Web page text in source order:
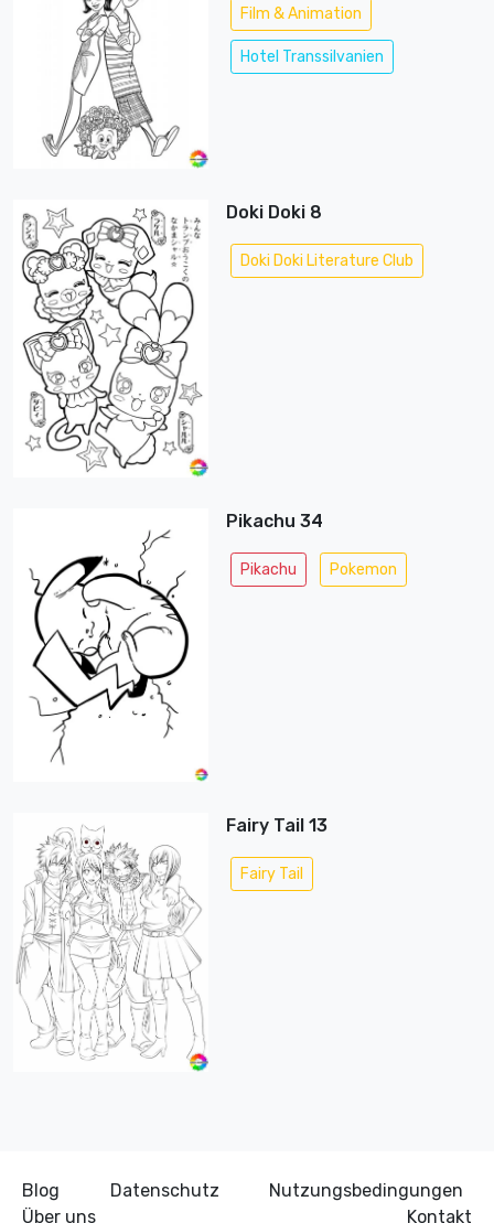
Film & Animation
Hotel Transsilvanien
Doki Doki 8
Doki Doki Literature Club
Pikachu 34
Pikachu Pokemon
Fairy Tail 13
Fairy Tail
Blog Datenschutz
Nutzungsbedingungen
Über uns
Kontakt